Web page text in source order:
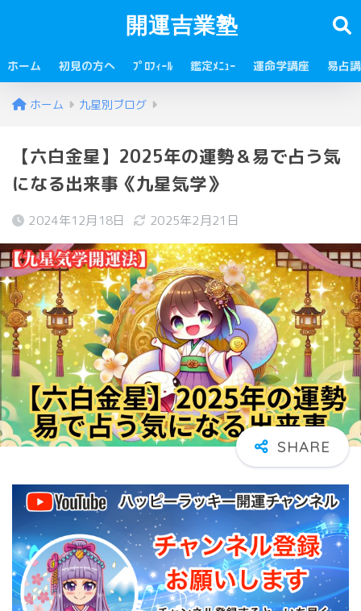
開運吉業塾
ホーム 初見の方へ ﾌﾟﾛﾌｨｰﾙ 鑑定ﾒﾆｭｰ 運命学講座 易占
ホーム 九星別ブログ
【六白金星】2025年の運勢＆易で占う気
になる出来事《九星気学》
2024年12月18日 2025年2月21日